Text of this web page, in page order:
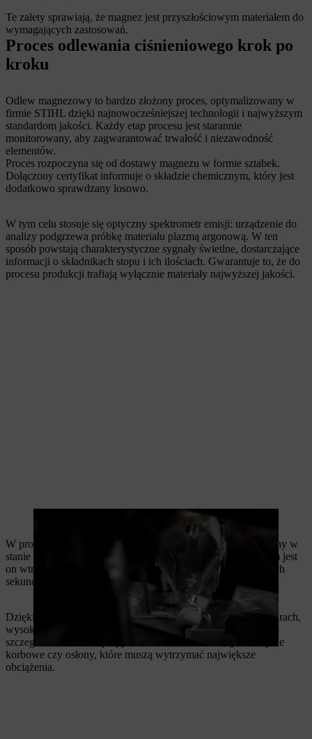
Te zalety sprawiają, że magnez jest przyszłościowym materiałem do
wymagających zastosowań.
Proces odlewania ciśnieniowego krok po
kroku
Odlew magnezowy to bardzo złożony proces, optymalizowany w
firmie STIHL dzięki najnowocześniejszej technologii i najwyższym
standardom jakości. Każdy etap procesu jest starannie
monitorowany, aby zagwarantować trwałość i niezawodność
elementów.
Proces rozpoczyna się od dostawy magnezu w formie sztabek.
Dołączony certyfikat informuje o składzie chemicznym, który jest
dodatkowo sprawdzany losowo.
W tym celu stosuje się optyczny spektrometr emisji: urządzenie do
analizy podgrzewa próbkę materiału plazmą argonową. W ten
sposób powstają charakterystyczne sygnały świetlne, dostarczające
informacji o składnikach stopu i ich ilościach. Gwarantuje to, że do
procesu produkcji trafiają wyłącznie materiały najwyższej jakości.
Tylko magnez najwyższej jakości trafia do procesu produkcji
W procesie odlewania ciśnieniowego magnez jest utrzymywany w
stanie ciekłym w ogrzewanym tyglu. Pod wysokim ciśnieniem jest
on wtryskiwany do formy – proces ten odbywa się w ułamkach
sekundy.
Dzięki tej technologii powstają elementy o dokładnych wymiarach,
wysokiej stabilności i wyjątkowo gładkiej powierzchni. Jest to
szczególnie ważne w przypadku takich elementów jak skrzynie
korbowe czy osłony, które muszą wytrzymać największe
obciążenia.